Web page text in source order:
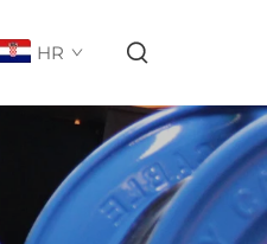
HR